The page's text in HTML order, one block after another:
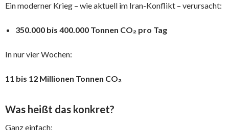
Ein moderner Krieg – wie aktuell im Iran-Konflikt – verursacht:
350.000 bis 400.000 Tonnen CO₂ pro Tag
In nur vier Wochen:
11 bis 12 Millionen Tonnen CO₂
Was heißt das konkret?
Ganz einfach: